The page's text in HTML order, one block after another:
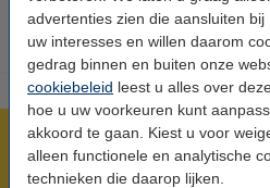
advertenties zien die aansluiten bij
uw interesses en willen daarom
gedrag binnen en buiten onze
cookiebeleid leest u alles over
hoe u uw voorkeuren kunt
akkoord te gaan. Kiest u voor
alleen functionele en analytische
technieken die daarop lijken.
Meer dan 5 miljoen klanten!
Voor 22.00 uur besteld, morgen in